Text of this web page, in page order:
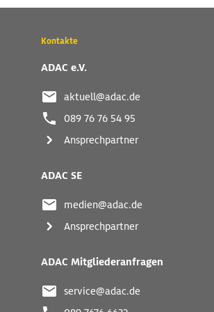
Wichtige
und
Links
Kontakte
ADAC e.V.
aktuell@adac.de
089 76 76 54 95
Ansprechpartner
ADAC SE
medien@adac.de
Ansprechpartner
ADAC Mitgliederanfragen
service@adac.de